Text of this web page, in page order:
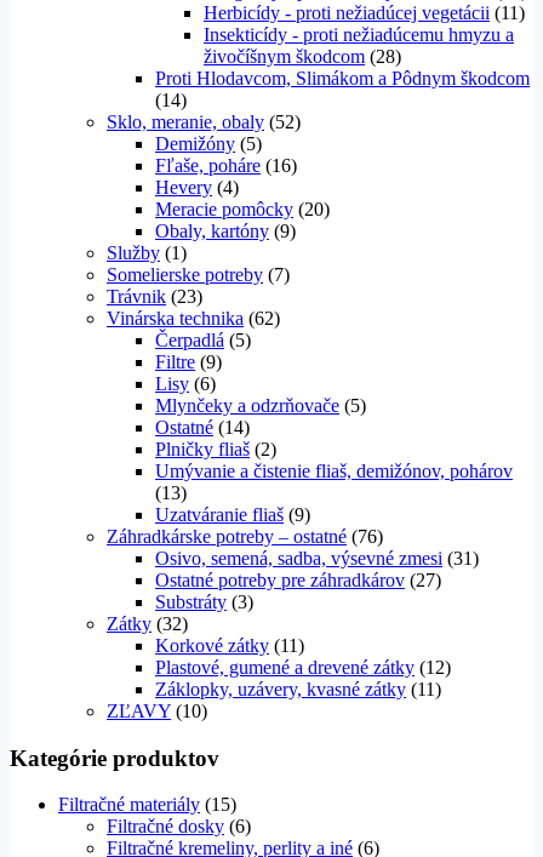
Herbicídy - proti nežiadúcej vegetácii (11)
Insekticídy - proti nežiadúcemu hmyzu a
živočíšnym škodcom (28)
Proti Hlodavcom, Slimákom a Pôdnym škodcom
(14)
Sklo, meranie, obaly (52)
Demižóny (5)
Fľaše, poháre (16)
Hevery (4)
Meracie pomôcky (20)
Obaly, kartóny (9)
Služby (1)
Somelierske potreby (7)
Trávnik (23)
Vinárska technika (62)
Čerpadlá (5)
Filtre (9)
Lisy (6)
Mlynčeky a odzrňovače (5)
Ostatné (14)
Plničky fliaš (2)
Umývanie a čistenie fliaš, demižónov, pohárov
(13)
Uzatváranie fliaš (9)
Záhradkárske potreby – ostatné (76)
Osivo, semená, sadba, výsevné zmesi (31)
Ostatné potreby pre záhradkárov (27)
Substráty (3)
Zátky (32)
Korkové zátky (11)
Plastové, gumené a drevené zátky (12)
Záklopky, uzávery, kvasné zátky (11)
ZĽAVY (10)
Kategórie produktov
Filtračné materiály (15)
Filtračné dosky (6)
Filtračné kremeliny, perlity a iné (6)